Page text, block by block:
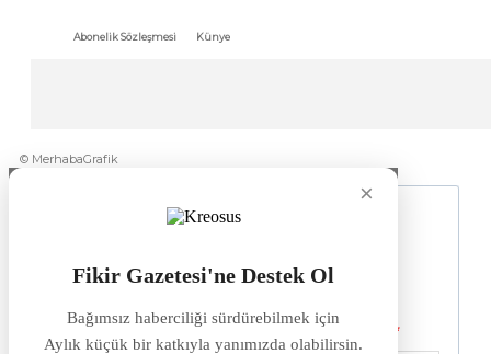
Abonelik Sözleşmesi Künye
© MerhabaGrafik
×
Fikir Gazetesi'ne Destek Ol
Bağımsız haberciliği sürdürebilmek için
Aylık küçük bir katkıyla yanımızda olabilirsin.